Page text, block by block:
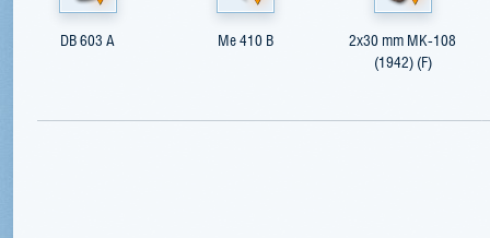
DB 603 A Me 410 B
2x30 mm MK-108
(1942) (F)